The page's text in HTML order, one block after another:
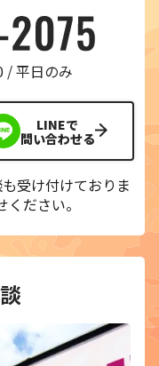
/ 平日のみ
LINEで
問い合わせる
受け付けておりま
ださい。